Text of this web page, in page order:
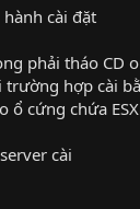
cài đặt
phải tháo CD
trường hợp cài
ổ cứng chứa
cài